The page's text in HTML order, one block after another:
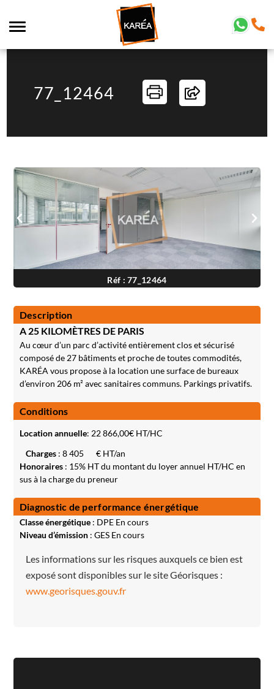
77_12464
Réf : 77_12464
Description
A 25 KILOMÈTRES DE PARIS
Au cœur d’un parc d’activité entièrement clos et sécurisé
composé de 27 bâtiments et proche de toutes commodités,
KARÉA vous propose à la location une surface de bureaux
d’environ 206 m² avec sanitaires communs. Parkings privatifs.
Conditions
Location annuelle: 22 866,00€ HT/HC
Charges: 8 405
€ HT/an
Honoraires: 15% HT du montant du loyer annuel HT/HC en
sus à la charge du preneur
Diagnostic de performance énergétique
Classe énergétique: DPE En cours
Niveau d’émission: GES En cours
Les informations sur les risques auxquels ce bien est
exposé sont disponibles sur le site Géorisques :
www.georisques.gouv.fr